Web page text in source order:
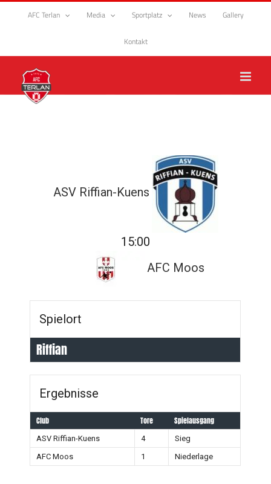
Zum
AFC Terlan Media Sportplatz News Gallery
Kontakt
ASV Riffian-Kuens
15:00
AFC Moos
Spielort
Riffian
Ergebnisse
Club Tore Spielausgang
ASV Riffian-Kuens 4
Sieg
AFC Moos
1 Niederlage